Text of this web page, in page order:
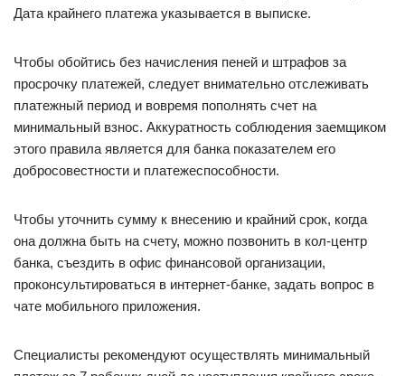
Дата крайнего платежа указывается в выписке.
Чтобы обойтись без начисления пеней и штрафов за
просрочку платежей, следует внимательно отслеживать
платежный период и вовремя пополнять счет на
минимальный взнос. Аккуратность соблюдения заемщиком
этого правила является для банка показателем его
добросовестности и платежеспособности.
Чтобы уточнить сумму к внесению и крайний срок, когда
она должна быть на счету, можно позвонить в кол-центр
банка, съездить в офис финансовой организации,
проконсультироваться в интернет-банке, задать вопрос в
чате мобильного приложения.
Специалисты рекомендуют осуществлять минимальный